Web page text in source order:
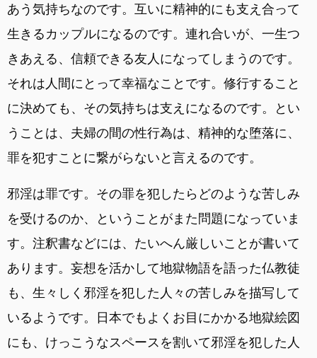
あう気持ちなのです。互いに精神的にも支え合って
生きるカップルになるのです。連れ合いが、一生つ
きあえる、信頼できる友人になってしまうのです。
それは人間にとって幸福なことです。修行すること
に決めても、その気持ちは支えになるのです。とい
うことは、夫婦の間の性行為は、精神的な堕落に、
罪を犯すことに繋がらないと言えるのです。
邪淫は罪です。その罪を犯したらどのような苦しみ
を受けるのか、ということがまた問題になっていま
す。注釈書などには、たいへん厳しいことが書いて
あります。妄想を活かして地獄物語を語った仏教徒
も、生々しく邪淫を犯した人々の苦しみを描写して
いるようです。日本でもよくお目にかかる地獄絵図
にも、けっこうなスペースを割いて邪淫を犯した人